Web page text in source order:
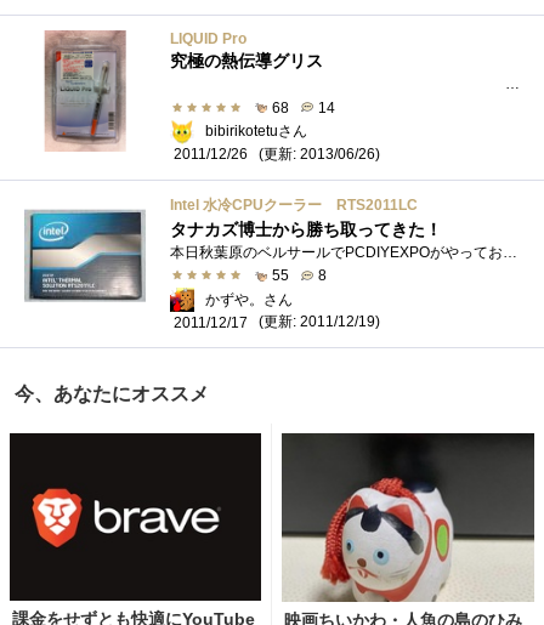
LIQUID Pro
究極の熱伝導グリス
68
14
bibirikotetuさん
2011/12/26
(更新: 2013/06/26)
Intel 水冷CPUクーラー RTS2011LC
タナカズ博士から勝ち取ってきた！
55
8
かずや。さん
2011/12/17
(更新: 2011/12/19)
今、あなたにオススメ
課金をせずとも快適にYouTube 映画ちいかわ・人魚の島のひみ